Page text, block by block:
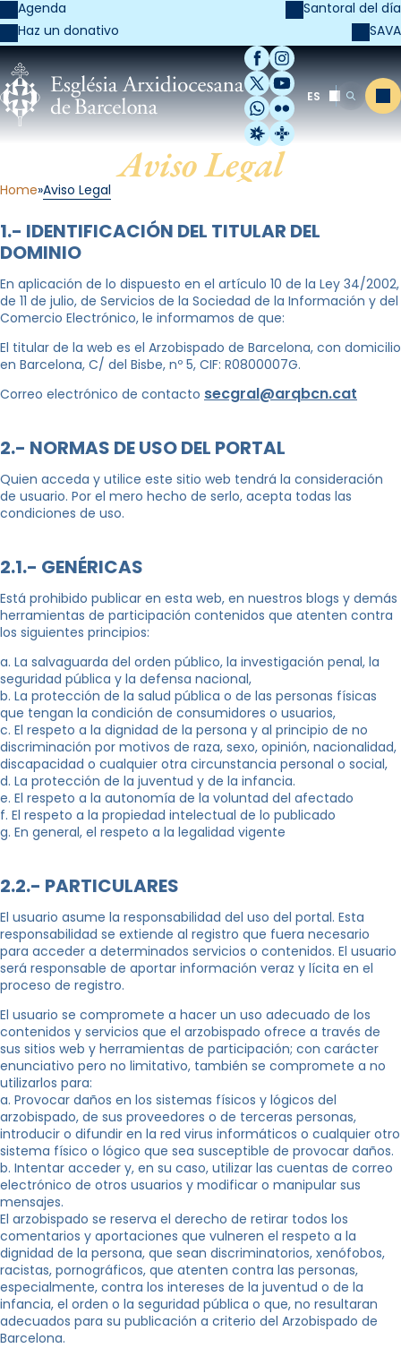
Agenda
Haz un donativo
Santoral del día
SAVA
Facebook
Instagram
X / Twitter
YouTube
WhatsApp
Flickr
Radio Estel
Catalunya
ES Buscar
Aviso Legal
Home Aviso Legal
1.- IDENTIFICACIÓN DEL TITULAR DEL
DOMINIO
En aplicación de lo dispuesto en el artículo 10 de la Ley 34/2002,
de 11 de julio, de Servicios de la Sociedad de la Información y del
Comercio Electrónico, le informamos de que:
El titular de la web es el Arzobispado de Barcelona, con domicilio
en Barcelona, C/ del Bisbe, nº 5, CIF: R0800007G.
Correo electrónico de contacto secgral@arqbcn.cat
2.- NORMAS DE USO DEL PORTAL
Quien acceda y utilice este sitio web tendrá la consideración
de usuario. Por el mero hecho de serlo, acepta todas las
condiciones de uso.
2.1.- GENÉRICAS
Está prohibido publicar en esta web, en nuestros blogs y demás
herramientas de participación contenidos que atenten contra
los siguientes principios:
a. La salvaguarda del orden público, la investigación penal, la
seguridad pública y la defensa nacional,
b. La protección de la salud pública o de las personas físicas
que tengan la condición de consumidores o usuarios,
c. El respeto a la dignidad de la persona y al principio de no
discriminación por motivos de raza, sexo, opinión, nacionalidad,
discapacidad o cualquier otra circunstancia personal o social,
d. La protección de la juventud y de la infancia.
e. El respeto a la autonomía de la voluntad del afectado
f. El respeto a la propiedad intelectual de lo publicado
g. En general, el respeto a la legalidad vigente
2.2.- PARTICULARES
El usuario asume la responsabilidad del uso del portal. Esta
responsabilidad se extiende al registro que fuera necesario
para acceder a determinados servicios o contenidos. El usuario
será responsable de aportar información veraz y lícita en el
proceso de registro.
El usuario se compromete a hacer un uso adecuado de los
contenidos y servicios que el arzobispado ofrece a través de
sus sitios web y herramientas de participación; con carácter
enunciativo pero no limitativo, también se compromete a no
utilizarlos para:
a. Provocar daños en los sistemas físicos y lógicos del
arzobispado, de sus proveedores o de terceras personas,
introducir o difundir en la red virus informáticos o cualquier otro
sistema físico o lógico que sea susceptible de provocar daños.
b. Intentar acceder y, en su caso, utilizar las cuentas de correo
electrónico de otros usuarios y modificar o manipular sus
mensajes.
El arzobispado se reserva el derecho de retirar todos los
comentarios y aportaciones que vulneren el respeto a la
dignidad de la persona, que sean discriminatorios, xenófobos,
racistas, pornográficos, que atenten contra las personas,
especialmente, contra los intereses de la juventud o de la
infancia, el orden o la seguridad pública o que, no resultaran
adecuados para su publicación a criterio del Arzobispado de
Barcelona.